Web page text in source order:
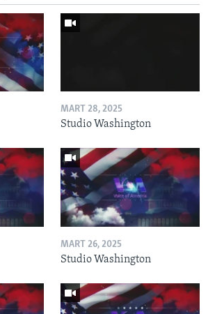
MART 28, 2025
Studio Washington
MART 26, 2025
Studio Washington